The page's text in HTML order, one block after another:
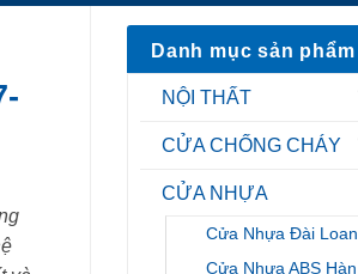
Danh mục sản phẩm
NỘI THẤT
CỬA CHỐNG CHÁY
CỬA NHỰA
Cửa Nhựa Đài Loan
Cửa Nhựa ABS Hàn